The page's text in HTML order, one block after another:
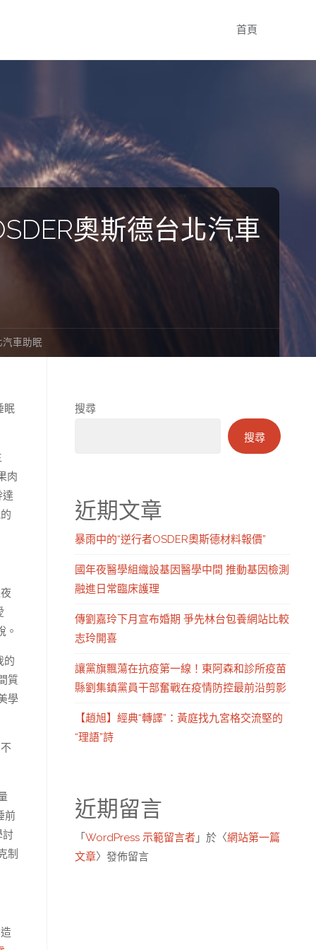
首頁
奧斯德台北汽車
汽車助眠
眠
肉
達
。
的
質
學
前
討
制
搜尋
搜尋
近期文章
暴雨中的“逆行者OSDER奧斯德材料報價”
國年夜醫學組織設基因醫學中間 推動基因檢測
融進日常臨床護理
傳劉嘉玲下月宣布婚期 爭先林台包養網站比較
志玲開喜
讓黨旗飄蕩在抗疫第一線！東阿森和診所疫苗
縣劉集鎮黨員干部奮戰在疫情防控最前沿剪影
【趙旭】經典“轉譯”：黃庭找九宮格交流堅的
“理語”詩
近期留言
「 WordPress 示範留言者 」於〈網站第一篇
文章〉發佈留言